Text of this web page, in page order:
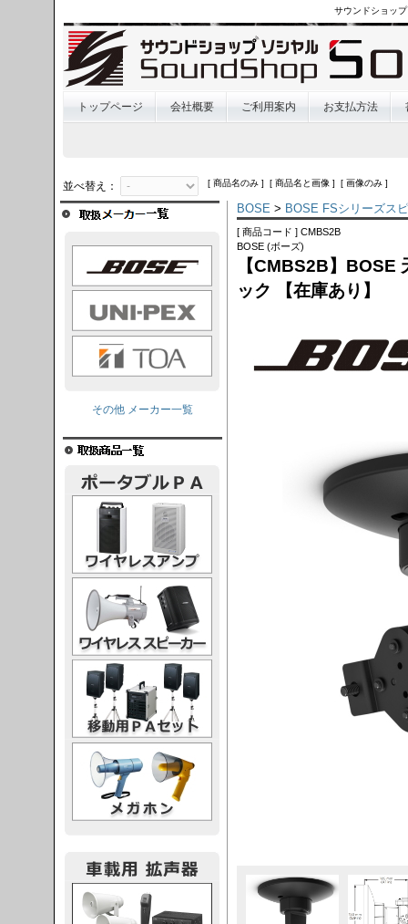
サウンドショッ
トップページ 会社概要 ご利用案内 お支払方法
並べ替え： [ 商品名のみ ] [ 商品名と画像 ] [ 画像のみ ]
BOSE > BOSE FSシリーズス
[ 商品コード ] CMBS2B
BOSE (ボーズ)
【CMBS2B】BOSE
ック 【在庫あり】
その他 メーカー一覧